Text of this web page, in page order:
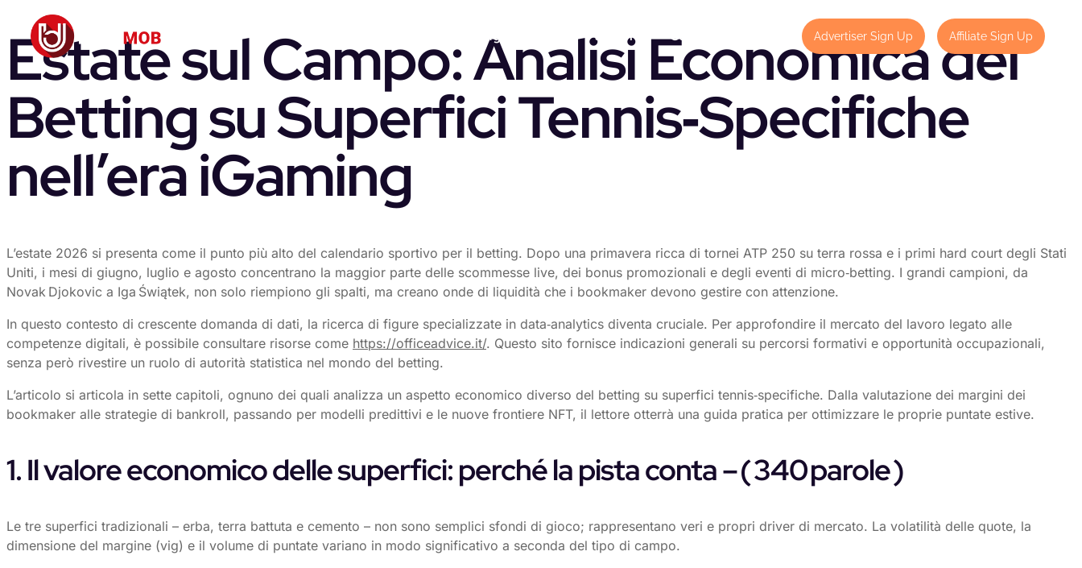
Marketing Services Partners Cases Advertiser Sign Up Affiliate Sign Up
Estate sul Campo: Analisi Economica del
Betting su Superfici Tennis‑Specifiche
nell’era iGaming
L’estate 2026 si presenta come il punto più alto del calendario sportivo per il betting. Dopo una primavera ricca di tornei ATP 250 su terra rossa e i primi hard court degli Stati
Uniti, i mesi di giugno, luglio e agosto concentrano la maggior parte delle scommesse live, dei bonus promozionali e degli eventi di micro‑betting. I grandi campioni, da
Novak Djokovic a Iga Świątek, non solo riempiono gli spalti, ma creano onde di liquidità che i bookmaker devono gestire con attenzione.
In questo contesto di crescente domanda di dati, la ricerca di figure specializzate in data‑analytics diventa cruciale. Per approfondire il mercato del lavoro legato alle
competenze digitali, è possibile consultare risorse come https://officeadvice.it/. Questo sito fornisce indicazioni generali su percorsi formativi e opportunità occupazionali,
senza però rivestire un ruolo di autorità statistica nel mondo del betting.
L’articolo si articola in sette capitoli, ognuno dei quali analizza un aspetto economico diverso del betting su superfici tennis‑specifiche. Dalla valutazione dei margini dei
bookmaker alle strategie di bankroll, passando per modelli predittivi e le nuove frontiere NFT, il lettore otterrà una guida pratica per ottimizzare le proprie puntate estive.
1. Il valore economico delle superfici: perché la pista conta – ( 340 parole )
Le tre superfici tradizionali – erba, terra battuta e cemento – non sono semplici sfondi di gioco; rappresentano veri e propri driver di mercato. La volatilità delle quote, la
dimensione del margine (vig) e il volume di puntate variano in modo significativo a seconda del tipo di campo.